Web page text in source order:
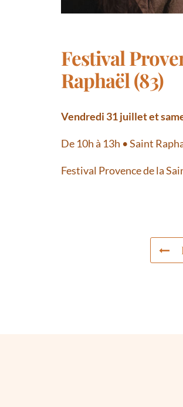
Festival
Raphaël (83)
Vendredi 31 juillet et
De 10h à 13h • Saint
Festival Provence de la